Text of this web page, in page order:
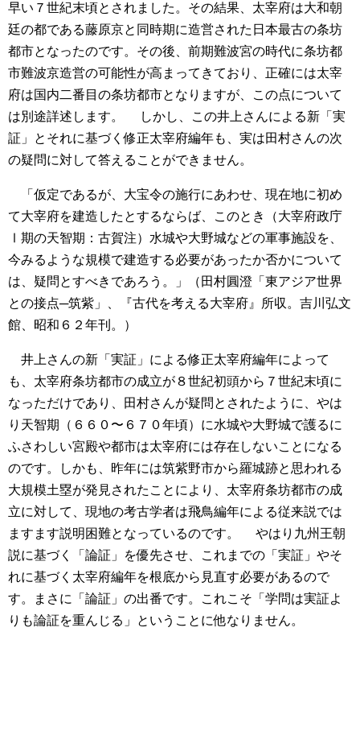
早い７世紀末頃とされました。その結果、太宰府は大和朝
廷の都である藤原京と同時期に造営された日本最古の条坊
都市となったのです。その後、前期難波宮の時代に条坊都
市難波京造営の可能性が高まってきており、正確には太宰
府は国内二番目の条坊都市となりますが、この点について
は別途詳述します。
しかし、この井上さんによる新「実
証」とそれに基づく修正太宰府編年も、実は田村さんの次
の疑問に対して答えることができません。
「仮定であるが、大宝令の施行にあわせ、現在地に初め
て大宰府を建造したとするならば、このとき（大宰府政庁
Ⅰ期の天智期：古賀注）水城や大野城などの軍事施設を、
今みるような規模で建造する必要があったか否かについて
は、疑問とすべきであろう。」（田村圓澄「東アジア世界
との接点─筑紫」、『古代を考える大宰府』所収。吉川弘文
館、昭和６２年刊。）
井上さんの新「実証」による修正太宰府編年によって
も、太宰府条坊都市の成立が８世紀初頭から７世紀末頃に
なっただけであり、田村さんが疑問とされたように、やは
り天智期（６６０〜６７０年頃）に水城や大野城で護るに
ふさわしい宮殿や都市は太宰府には存在しないことになる
のです。しかも、昨年には筑紫野市から羅城跡と思われる
大規模土塁が発見されたことにより、太宰府条坊都市の成
立に対して、現地の考古学者は飛鳥編年による従来説では
ますます説明困難となっているのです。
やはり九州王朝
説に基づく「論証」を優先させ、これまでの「実証」やそ
れに基づく太宰府編年を根底から見直す必要があるので
す。まさに「論証」の出番です。これこそ「学問は実証よ
りも論証を重んじる」ということに他なりません。